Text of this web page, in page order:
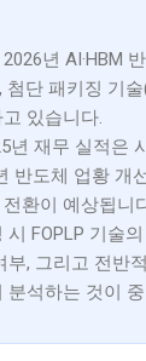
년 AI·HBM
첨단 패키징 기
있습니다.
년 재무 실적은
반도체 업황 개
환이 예상됩니
시 FOPLP 기술
부, 그리고 전반
분석하는 것이